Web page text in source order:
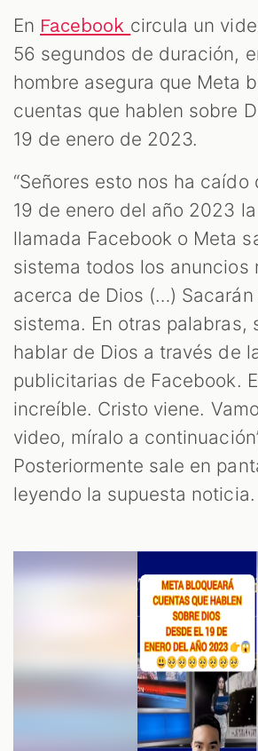
En Facebook circula un
56 segundos de duración,
hombre asegura que Meta
cuentas que hablen sobre
19 de enero de 2023.
“Señores esto nos ha caído
19 de enero del año 2023
llamada Facebook o Meta
sistema todos los anuncios
acerca de Dios (…) Sacarán
sistema. En otras palabras,
hablar de Dios a través de
publicitarias de Facebook.
increíble. Cristo viene.
video, míralo a
Posteriormente sale en
leyendo la supuesta noticia.